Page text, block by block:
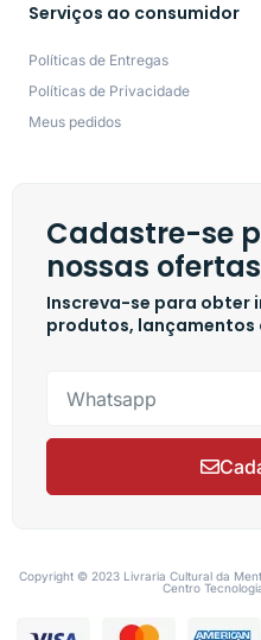
Serviços ao consumidor
Políticas de Entregas
Políticas de Privacidade
Meus pedidos
Cadastre-se
nossas
Inscreva-se para obter
produtos, lançamentos
Copyright © 2023 Livraria Cultural da
Centro